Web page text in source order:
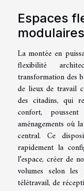
Espaces
modulaires
La montée en
flexibilité
transformation des
de lieux de travail
des citadins, qui
confort,
aménagements où
central. Ce
rapidement la
l’espace, créer de
volumes selon les
télétravail, de